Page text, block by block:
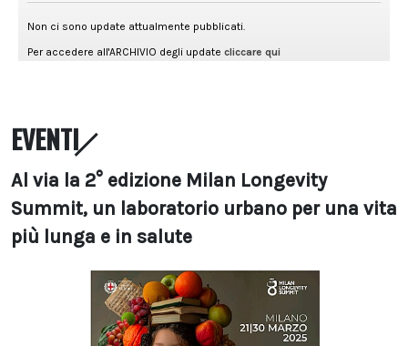
EVENTI
Al via la 2° edizione Milan Longevity
Summit, un laboratorio urbano per una vita
più lunga e in salute